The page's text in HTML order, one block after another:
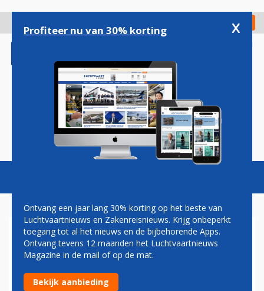
gaan
Check in
Magazine Podcasts Vacatures
'DUITSE DIVISIE' KLM
CITYHOPPER ONTHULT
NIEUWE HUISSTIJL
Profiteer nu van 30% korting x
Ontvang een jaar lang 30% korting op het beste van
Luchtvaartnieuws en Zakenreisnieuws. Krijg onbeperkt
toegang tot al het nieuws en de bijbehorende Apps.
Ontvang tevens 12 maanden het Luchtvaartnieuws
Magazine in de mail of op de mat.
Bekijk aanbieding